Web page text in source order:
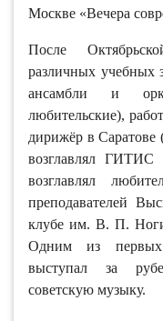
Москве «Вечера
После
различных учебных
ансамбли и
любительские),
дирижёр в Саратове
возглавлял
возглавлял
преподавателей
клубе им. В. П.
Одним из первых
выступал за
советскую музыку.